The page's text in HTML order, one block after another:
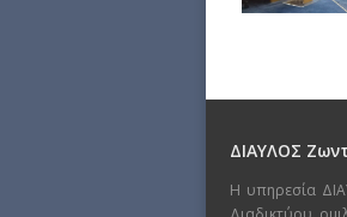
ΔΙΑΥΛΟΣ
Η υπηρεσία